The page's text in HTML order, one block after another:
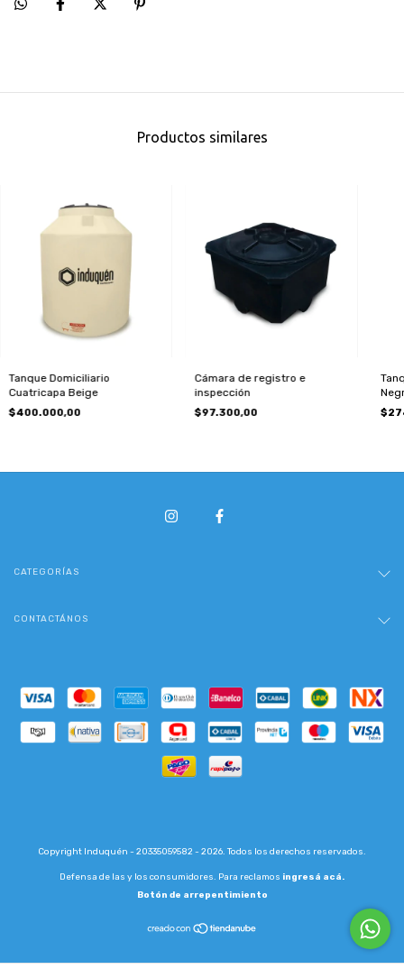
Productos similares
Tanque Domiciliario
Cuatricapa Beige
$400.000,00
Cámara de registro e
inspección
$97.300,00
CATEGORÍAS
CONTACTÁNOS
Copyright Induquén - 20335059582 - 2026. Todos los derechos reservados.
Defensa de las y los consumidores. Para reclamos ingresá acá.
Botón de arrepentimiento